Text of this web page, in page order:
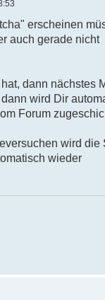
erscheinen
auch gerade nicht
dann nächstes
wird Dir
Forum
wird die
wieder